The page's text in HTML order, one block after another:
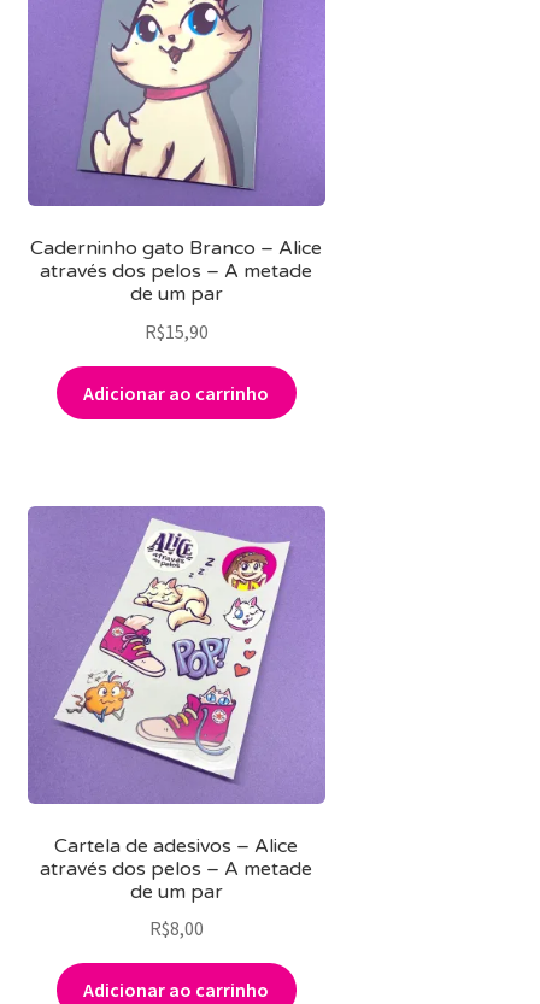
MINHA CONTA
CARRINHO
Caderninho gato Branco – Alice
através dos pelos – A metade
de um par
R$15,90
Adicionar ao carrinho
Cartela de adesivos – Alice
através dos pelos – A metade
de um par
R$8,00
Adicionar ao carrinho